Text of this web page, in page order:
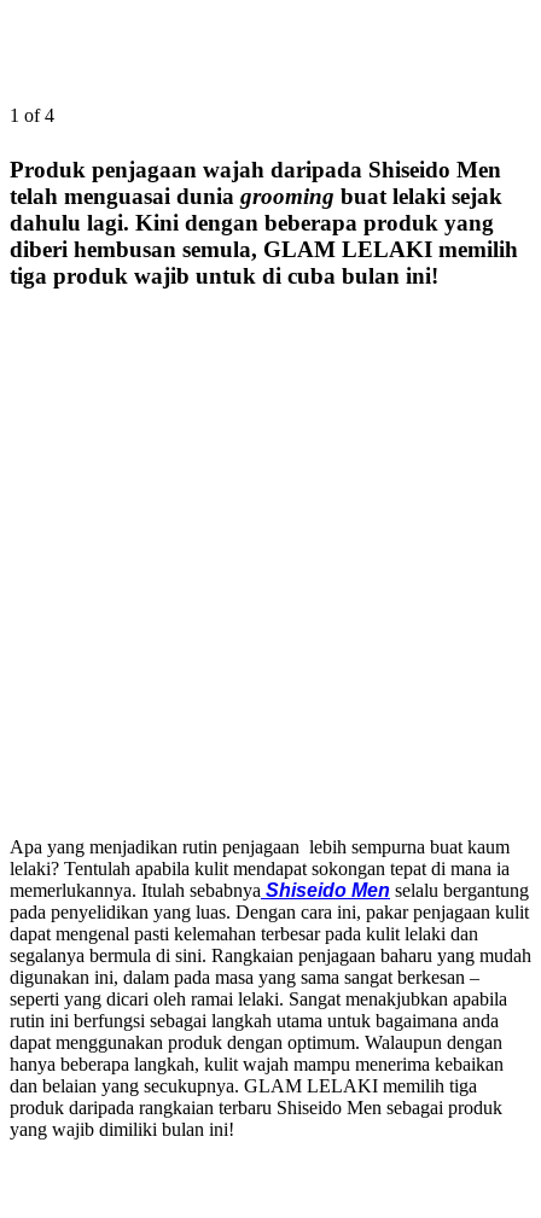
1 of 4
Produk penjagaan wajah daripada Shiseido Men
telah menguasai dunia grooming buat lelaki sejak
dahulu lagi. Kini dengan beberapa produk yang
diberi hembusan semula, GLAM LELAKI memilih
tiga produk wajib untuk di cuba bulan ini!
Apa yang menjadikan rutin penjagaan lebih sempurna buat kaum
lelaki? Tentulah apabila kulit mendapat sokongan tepat di mana ia
memerlukannya. Itulah sebabnya Shiseido Men selalu bergantung
pada penyelidikan yang luas. Dengan cara ini, pakar penjagaan kulit
dapat mengenal pasti kelemahan terbesar pada kulit lelaki dan
segalanya bermula di sini. Rangkaian penjagaan baharu yang mudah
digunakan ini, dalam pada masa yang sama sangat berkesan –
seperti yang dicari oleh ramai lelaki. Sangat menakjubkan apabila
rutin ini berfungsi sebagai langkah utama untuk bagaimana anda
dapat menggunakan produk dengan optimum. Walaupun dengan
hanya beberapa langkah, kulit wajah mampu menerima kebaikan
dan belaian yang secukupnya. GLAM LELAKI memilih tiga
produk daripada rangkaian terbaru Shiseido Men sebagai produk
yang wajib dimiliki bulan ini!